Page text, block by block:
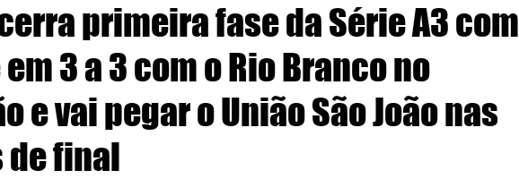
primeira fase da Série A3 com
3 a 3 com o Rio Branco no
e vai pegar o União São João nas
de final